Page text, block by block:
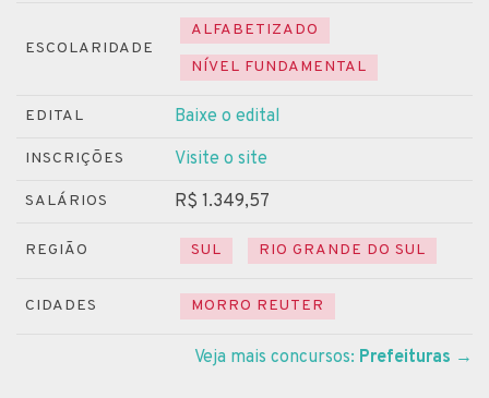
ESCOLARIDADE
ALFABETIZADO
NÍVEL FUNDAMENTAL
EDITAL Baixe o edital
INSCRIÇÕES Visite o site
SALÁRIOS R$ 1.349,57
REGIÃO SUL RIO GRANDE DO SUL
CIDADES MORRO REUTER
Veja mais concursos: Prefeituras →